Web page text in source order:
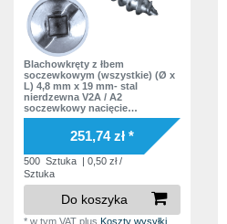
8,8 mm
9,2 mm
9,8 mm
10,2 mm
11,3 mm
11,8 mm
12,2 mm
Blachowkręty z łbem
soczewkowym (wszystkie) (Ø x
L) 4,8 mm x 19 mm- stal
nierdzewna V2A / A2
soczewkowy nacięcie
Podkładka polyamid
251,74 zł *
500 Sztuka | 0,50 zł /
Sztuka
Do koszyka
*w tym VAT plusKoszty wysyłki